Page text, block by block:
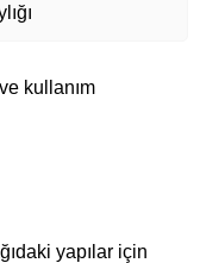
kullanım
yapılar için